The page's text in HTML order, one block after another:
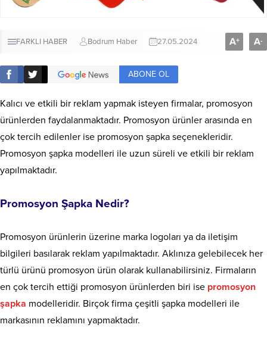
FARKLI HABER Bodrum Haber 27.05.2024 A+ A-
ABONE OL
Kalıcı ve etkili bir reklam yapmak isteyen firmalar, promosyon
ürünlerden faydalanmaktadır. Promosyon ürünler arasında en
çok tercih edilenler ise promosyon şapka seçenekleridir.
Promosyon şapka modelleri ile uzun süreli ve etkili bir reklam
yapılmaktadır.
Promosyon Şapka Nedir?
Promosyon ürünlerin üzerine marka logoları ya da iletişim
bilgileri basılarak reklam yapılmaktadır. Aklınıza gelebilecek her
türlü ürünü promosyon ürün olarak kullanabilirsiniz. Firmaların
en çok tercih ettiği promosyon ürünlerden biri ise promosyon
şapka modelleridir. Birçok firma çeşitli şapka modelleri ile
markasının reklamını yapmaktadır.